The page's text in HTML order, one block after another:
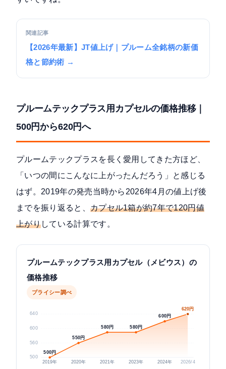
関連記事
【2026年最新】JT値上げ｜プルーム全銘柄の新価
格と節約術 →
プルームテックプラス用カプセルの価格推移｜
500円から620円へ
プルームテックプラスを長く愛用してきた方ほど、
「いつの間にこんなに上がったんだろう」と感じる
はず。2019年の発売当時から2026年4月の値上げ後
までを振り返ると、 カプセル1箱が約7年で120円値
上がりしている計算です。
プルームテックプラス用カプセル（メビウス）の
価格推移
プライシー調べ
640
600
560
500
2019年
2020年 2021年 2023年 2024年 2026/4
500円
550円
580円 580円
600円
620円